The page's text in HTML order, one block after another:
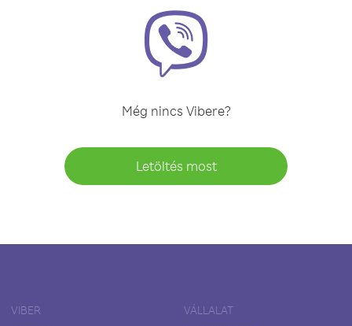
Még nincs Vibere?
Letöltés most
VIBER VÁLLALAT